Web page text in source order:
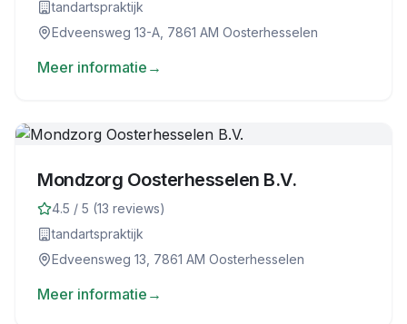
tandartspraktijk
Edveensweg 13-A, 7861 AM Oosterhesselen
Meer informatie →
Mondzorg Oosterhesselen B.V.
4.5 / 5 (13 reviews)
tandartspraktijk
Edveensweg 13, 7861 AM Oosterhesselen
Meer informatie →